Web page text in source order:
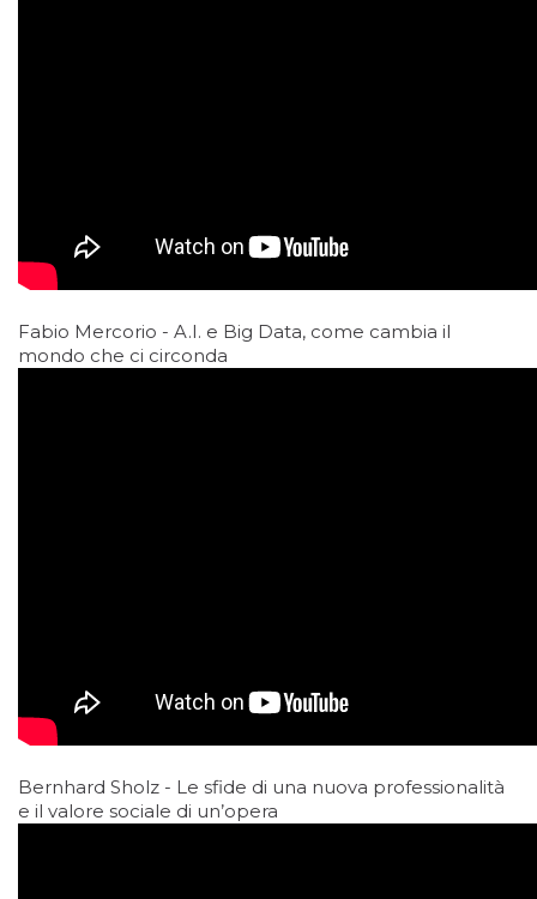
Fabio Mercorio - A.I. e Big Data, come cambia il
mondo che ci circonda
Bernhard Sholz - Le sfide di una nuova professionalità
e il valore sociale di un’opera